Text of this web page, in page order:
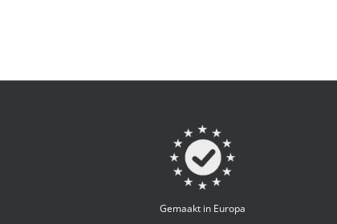
Gemaakt in Europa